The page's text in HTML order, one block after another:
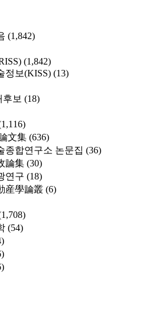
(1,842)
(1,842)
정보(KISS) (13)
보 (18)
文集 (636)
종합연구소 논문집 (36)
論集 (30)
연구 (18)
産學論叢 (6)
(54)